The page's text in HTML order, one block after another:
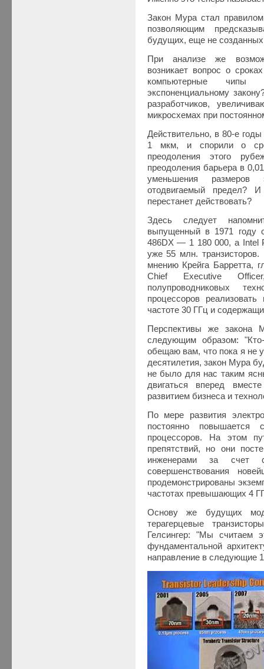
Закон Мура стал
позволяющим
будущих, еще не
При анализе же
возникает вопрос о
компьютерные чипы
экспоненциальному
разработчиков,
микросхемах при
Действительно, в 80-е
1 мкм, и спорили о
преодоления этого
преодоления барьера в
уменьшения размеров
отодвигаемый предел?
перестанет действовать?
Здесь следует
выпущенный в 1971 году
486DX — 1 180 000, а Intel
уже 55 млн.
мнению Крейга Барретта,
Chief Executive
полупроводниковых
процессоров
частоте 30 ГГц и
Перспективы же закона
следующим образом:
обещаю вам, что пока я не
десятилетия, закон Мура
не было для нас таким
двигаться вперед
развитием бизнеса и
По мере развития
постоянно повышается
процессоров. На этом
препятствий, но они
инженерами за счет
совершенствования
продемонстрированы
частотах превышающих 4
Основу же будущих
терагерцевые
Гелсингер: "Мы считаем
фундаментальной
направление в следующие